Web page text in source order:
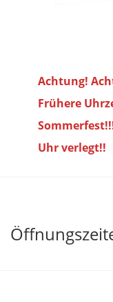
Achtung!
Frühere
Uhr verlegt!!